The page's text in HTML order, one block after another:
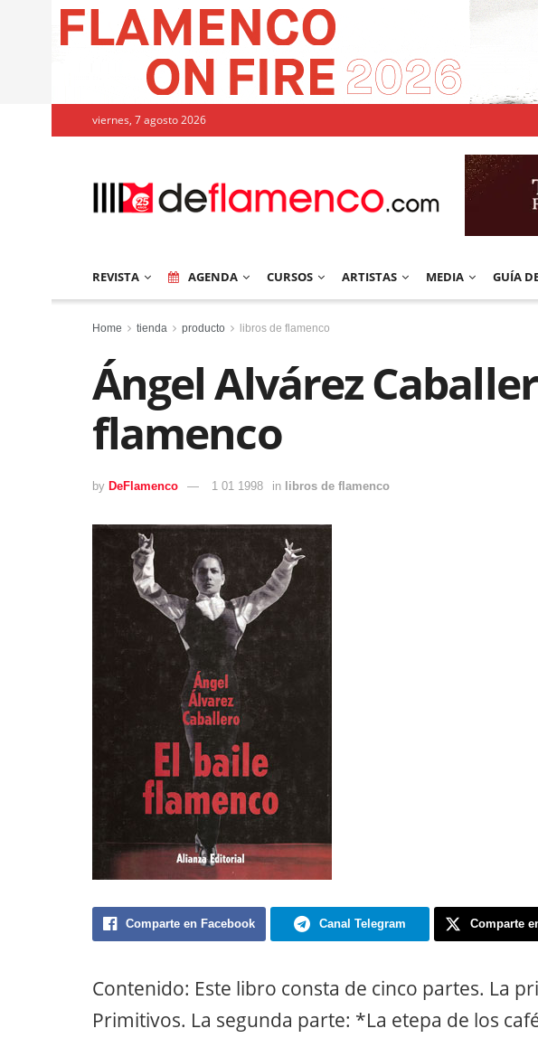
viernes, 7 agosto 2026
REVISTA AGENDA CURSOS ARTISTAS MEDIA GUÍA
Home tienda producto libros de flamenco
Ángel Alvárez
flamenco
by DeFlamenco 1 01 1998 in libros de flamenco
Comparte en Facebook Canal Telegram Comparte
Contenido: Este libro consta de cinco partes. La
Primitivos. La segunda parte: *La etepa de los